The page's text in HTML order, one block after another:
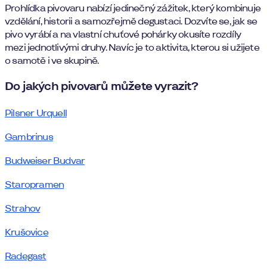
Prohlídka pivovaru nabízí jedinečný zážitek, který kombinuje
vzdělání, historii a samozřejmě degustaci. Dozvíte se, jak se
pivo vyrábí a na vlastní chuťové pohárky okusíte rozdíly
mezi jednotlivými druhy. Navíc je to aktivita, kterou si užijete
o samotě i ve skupině.
Do jakých pivovarů můžete vyrazit?
Pilsner Urquell
Gambrinus
Budweiser Budvar
Staropramen
Strahov
Krušovice
Radegast